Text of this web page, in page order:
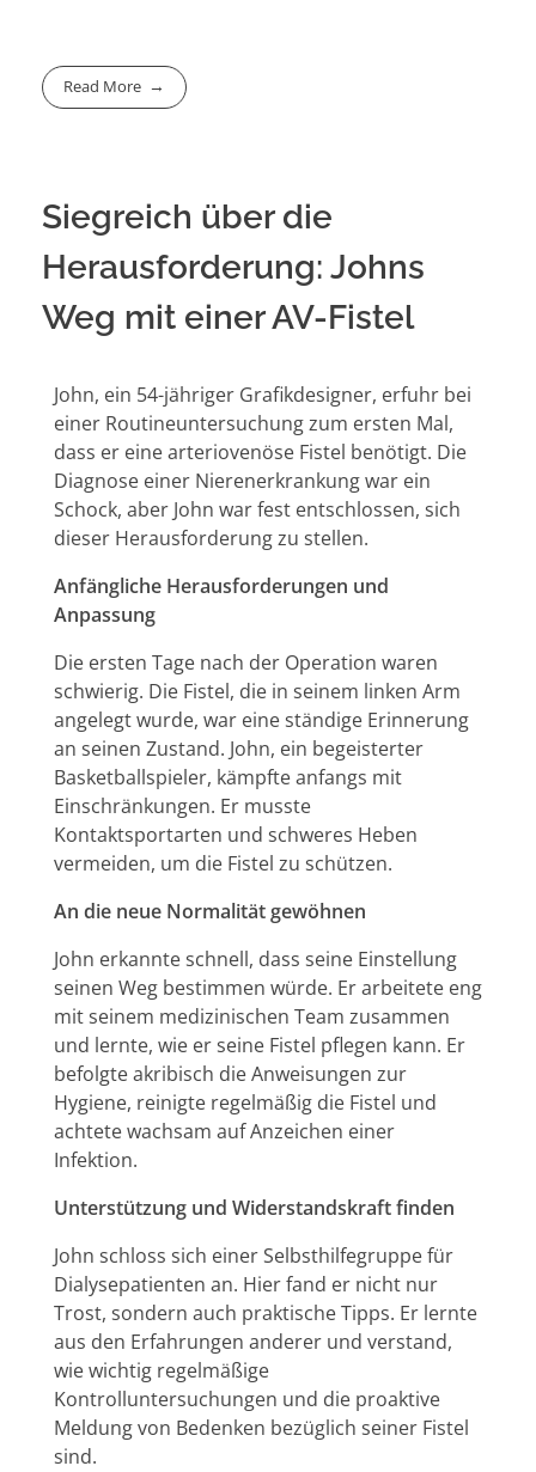
Read More
Siegreich über die
Herausforderung: Johns
Weg mit einer AV-Fistel
John, ein 54-jähriger Grafikdesigner, erfuhr bei
einer Routineuntersuchung zum ersten Mal,
dass er eine arteriovenöse Fistel benötigt. Die
Diagnose einer Nierenerkrankung war ein
Schock, aber John war fest entschlossen, sich
dieser Herausforderung zu stellen.
Anfängliche Herausforderungen und
Anpassung
Die ersten Tage nach der Operation waren
schwierig. Die Fistel, die in seinem linken Arm
angelegt wurde, war eine ständige Erinnerung
an seinen Zustand. John, ein begeisterter
Basketballspieler, kämpfte anfangs mit
Einschränkungen. Er musste
Kontaktsportarten und schweres Heben
vermeiden, um die Fistel zu schützen.
An die neue Normalität gewöhnen
John erkannte schnell, dass seine Einstellung
seinen Weg bestimmen würde. Er arbeitete eng
mit seinem medizinischen Team zusammen
und lernte, wie er seine Fistel pflegen kann. Er
befolgte akribisch die Anweisungen zur
Hygiene, reinigte regelmäßig die Fistel und
achtete wachsam auf Anzeichen einer
Infektion.
Unterstützung und Widerstandskraft finden
John schloss sich einer Selbsthilfegruppe für
Dialysepatienten an. Hier fand er nicht nur
Trost, sondern auch praktische Tipps. Er lernte
aus den Erfahrungen anderer und verstand,
wie wichtig regelmäßige
Kontrolluntersuchungen und die proaktive
Meldung von Bedenken bezüglich seiner Fistel
sind.